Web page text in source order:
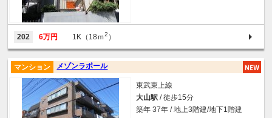
202 6万円 1K（18ｍ2 ）
メゾンラポール
マンション
東武東上線
大山駅 / 徒歩15分
築年 37年 / 地上3階建/地下1階建